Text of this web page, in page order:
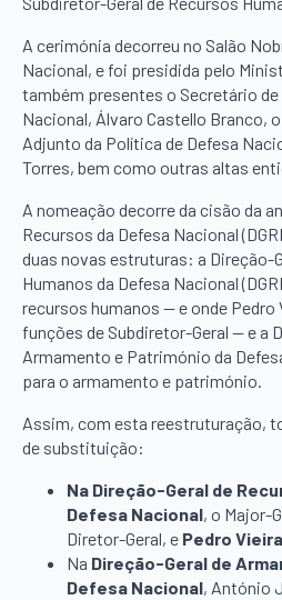
A cerimónia decorreu no Salão
Nacional, e foi presidida pelo
também presentes o Secretário
Nacional, Álvaro Castello Branco,
Adjunto da Política de Defesa
Torres, bem como outras altas
A nomeação decorre da cisão da
Recursos da Defesa Nacional
duas novas estruturas: a Direção-
Humanos da Defesa Nacional
recursos humanos — e onde Pedro
funções de Subdiretor-Geral — e a
Armamento e Património da
para o armamento e património.
Assim, com esta reestruturação,
de substituição:
Na Direção-Geral de
Defesa Nacional, o Major-
Diretor-Geral, e Pedro Vieira
Na Direção-Geral de
Defesa Nacional, António